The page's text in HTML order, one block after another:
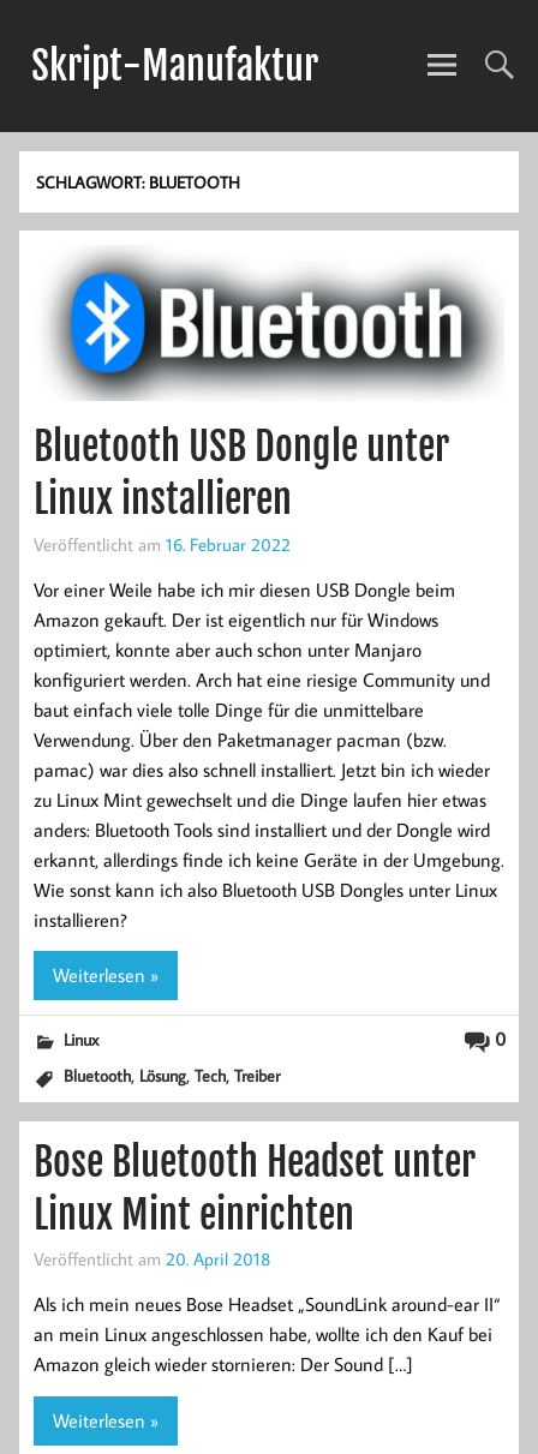
Skript-Manufaktur
SCHLAGWORT: BLUETOOTH
Bluetooth USB Dongle unter
Linux installieren
Veröffentlicht am 16. Februar 2022
Vor einer Weile habe ich mir diesen USB Dongle beim
Amazon gekauft. Der ist eigentlich nur für Windows
optimiert, konnte aber auch schon unter Manjaro
konfiguriert werden. Arch hat eine riesige Community und
baut einfach viele tolle Dinge für die unmittelbare
Verwendung. Über den Paketmanager pacman (bzw.
pamac) war dies also schnell installiert. Jetzt bin ich wieder
zu Linux Mint gewechselt und die Dinge laufen hier etwas
anders: Bluetooth Tools sind installiert und der Dongle wird
erkannt, allerdings finde ich keine Geräte in der Umgebung.
Wie sonst kann ich also Bluetooth USB Dongles unter Linux
installieren?
Weiterlesen »
0
Linux
Bluetooth, Lösung,Tech,Treiber
Bose Bluetooth Headset unter
Linux Mint einrichten
Veröffentlicht am 20. April 2018
Als ich mein neues Bose Headset „SoundLink around-ear II“
an mein Linux angeschlossen habe, wollte ich den Kauf bei
Amazon gleich wieder stornieren: Der Sound […]
Weiterlesen »